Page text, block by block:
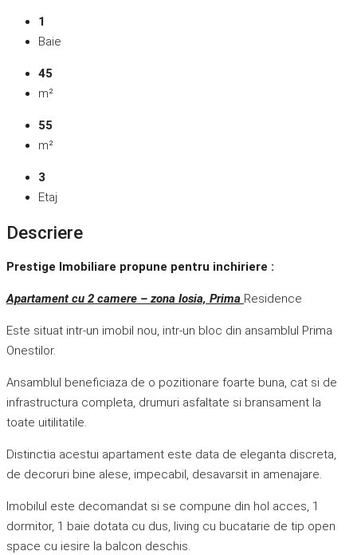
1
Baie
45
m²
55
m²
3
Etaj
Descriere
Prestige Imobiliare propune pentru inchiriere :
Apartament cu 2 camere – zona Iosia, Prima Residence
Este situat intr-un imobil nou, intr-un bloc din ansamblul Prima
Onestilor.
Ansamblul beneficiaza de o pozitionare foarte buna, cat si de
infrastructura completa, drumuri asfaltate si bransament la
toate uitilitatile.
Distinctia acestui apartament este data de eleganta discreta,
de decoruri bine alese, impecabil, desavarsit in amenajare.
Imobilul este decomandat si se compune din hol acces, 1
dormitor, 1 baie dotata cu dus, living cu bucatarie de tip open
space cu iesire la balcon deschis.